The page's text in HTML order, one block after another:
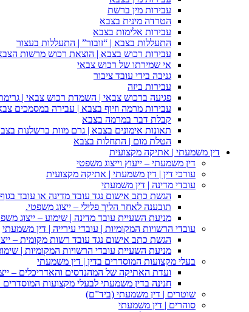
עבירות מין ברשת
הטרדה מינית בצבא
עבירות אלימות בצבא
התעללות בצבא | “זובור” | התעללות בעצור
עבירות רכוש בצבא | הוצאת רכוש מרשות הצבא
אי שמירתו של רכוש צבאי
גניבה בידי עובד ציבור
עבירות ביזה
פגיעה ברכוש צבאי | השמדת רכוש צבאי | גרימת
עבירות מרמה וזיוף בצבא | עבירה במסמכים
קבלת דבר במרמה בצבא
תאונות אימונים בצבא | גרם מוות ברשלנות
הטלת מום | התחלות בצבא
דין משמעתי | אתיקה מקצועית
דין משמעתי – ייעוץ וייצוג משפטי
עורכי דין | דין משמעתי | אתיקה מקצועית
עובדי מדינה | דין משמעתי
הגשת כתב אישום נגד עובד מדינה או עובד
תובענה לאחר הליך פלילי – ייצוג משפטי.
מניעת השעיית עובד מדינה | שימוע – ייצוג
עובדי הרשויות המקומיות | עובדי עירייה | דין משמעתי
הגשת כתב אישום נגד עובד רשות מקומית –
מניעת השעיית עובדי הרשויות המקומיות |
בעלי מקצועות המוסדרים בדין | דין משמעתי
ועדת האתיקה של המהנדסים והאדריכלים –
חנינה בדין משמעתי לבעלי מקצועות המוסדרים
שוטרים | דין משמעתי (ביד”ם)
סוהרים | דין משמעתי